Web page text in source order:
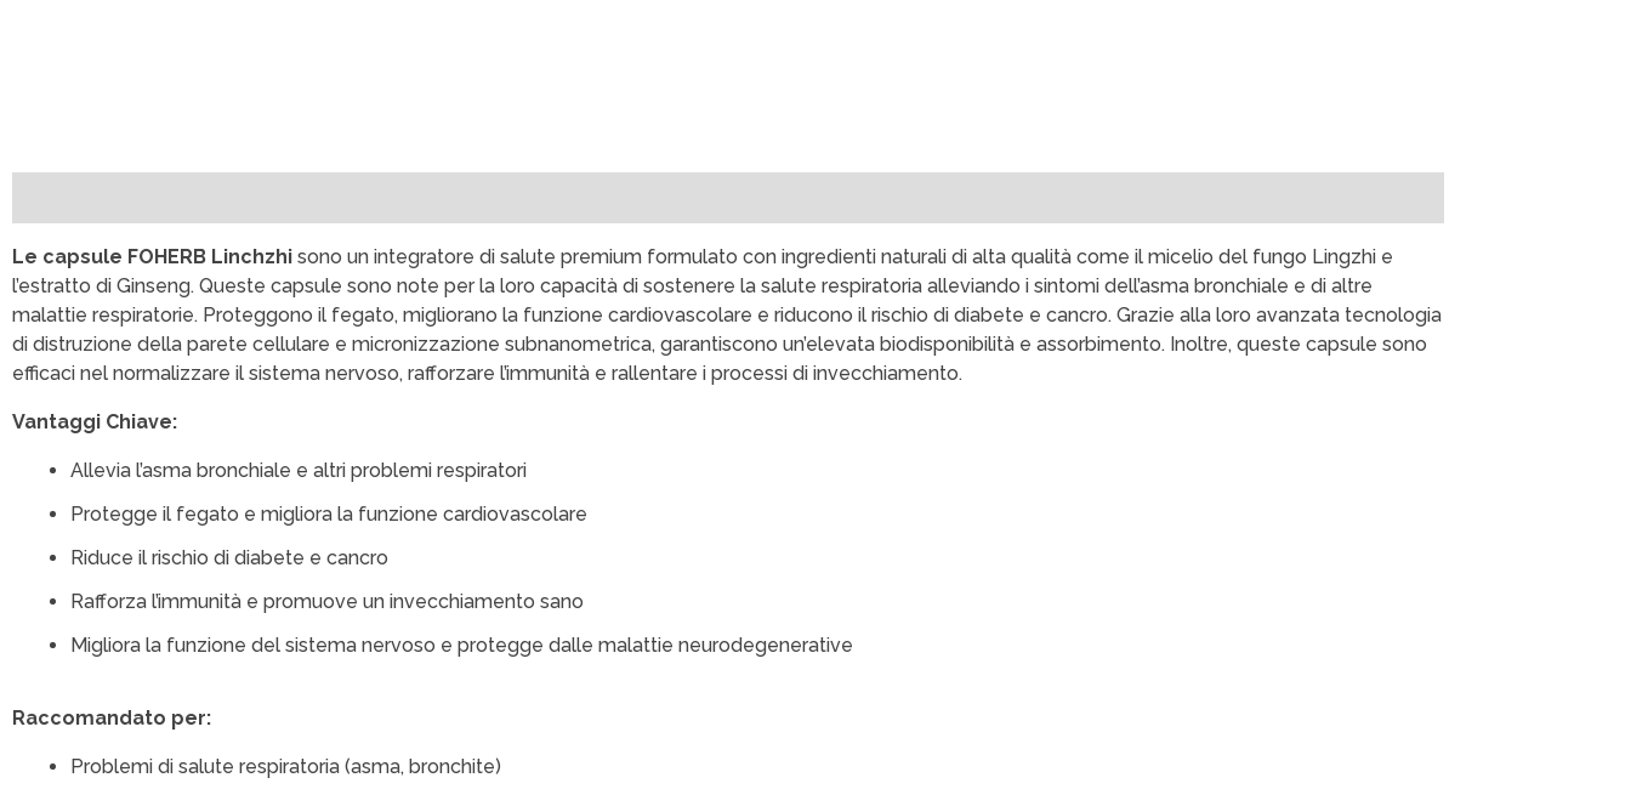
Le capsule FOHERB Linchzhi sono un integratore di salute premium formulato con ingredienti naturali di alta qualità come il micelio del fungo Lingzhi e
l’estratto di Ginseng. Queste capsule sono note per la loro capacità di sostenere la salute respiratoria alleviando i sintomi dell’asma bronchiale e di altre
malattie respiratorie. Proteggono il fegato, migliorano la funzione cardiovascolare e riducono il rischio di diabete e cancro. Grazie alla loro avanzata tecnologia
di distruzione della parete cellulare e micronizzazione subnanometrica, garantiscono un’elevata biodisponibilità e assorbimento. Inoltre, queste capsule sono
efficaci nel normalizzare il sistema nervoso, rafforzare l’immunità e rallentare i processi di invecchiamento.
Vantaggi Chiave:
Allevia l’asma bronchiale e altri problemi respiratori
Protegge il fegato e migliora la funzione cardiovascolare
Riduce il rischio di diabete e cancro
Rafforza l’immunità e promuove un invecchiamento sano
Migliora la funzione del sistema nervoso e protegge dalle malattie neurodegenerative
Raccomandato per:
Problemi di salute respiratoria (asma, bronchite)